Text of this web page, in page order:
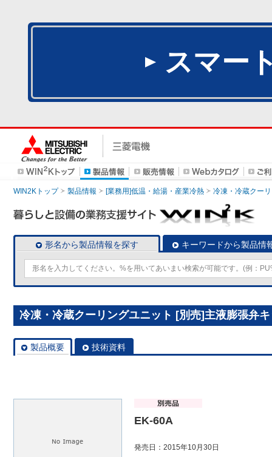
スマー
WIN2Kトップ 製品情報 [業務用]低温・給湯・産業冷熱 冷凍・冷蔵クー
形名から製品情報を探す キーワードから製品情
冷凍・冷蔵クーリングユニット [別売]主液膨張弁
製品概要 技術資料
EK-60A
発売日：2015年10月30日